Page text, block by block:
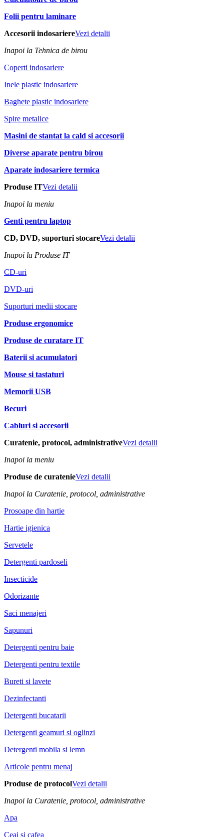
Folii pentru laminare
Accesorii indosariereVezi detalii
Inapoi la Tehnica de birou
Coperti indosariere
Inele plastic indosariere
Baghete plastic indosariere
Spire metalice
Masini de stantat la cald si accesorii
Diverse aparate pentru birou
Aparate indosariere termica
Produse ITVezi detalii
Inapoi la meniu
Genti pentru laptop
CD, DVD, suporturi stocareVezi detalii
Inapoi la Produse IT
CD-uri
DVD-uri
Suporturi medii stocare
Produse ergonomice
Produse de curatare IT
Baterii si acumulatori
Mouse si tastaturi
Memorii USB
Becuri
Cabluri si accesorii
Curatenie, protocol, administrativeVezi detalii
Inapoi la meniu
Produse de curatenieVezi detalii
Inapoi la Curatenie, protocol, administrative
Prosoape din hartie
Hartie igienica
Servetele
Detergenti pardoseli
Insecticide
Odorizante
Saci menajeri
Sapunuri
Detergenti pentru baie
Detergenti pentru textile
Bureti si lavete
Dezinfectanti
Detergenti bucatarii
Detergenti geamuri si oglinzi
Detergenti mobila si lemn
Articole pentru menaj
Produse de protocolVezi detalii
Inapoi la Curatenie, protocol, administrative
Apa
Ceai si cafea